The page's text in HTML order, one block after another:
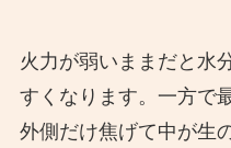
火力が弱いままだと水
すくなります。一方で
外側だけ焦げて中が生